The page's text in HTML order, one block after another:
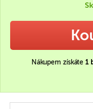
Nákupem získáte1